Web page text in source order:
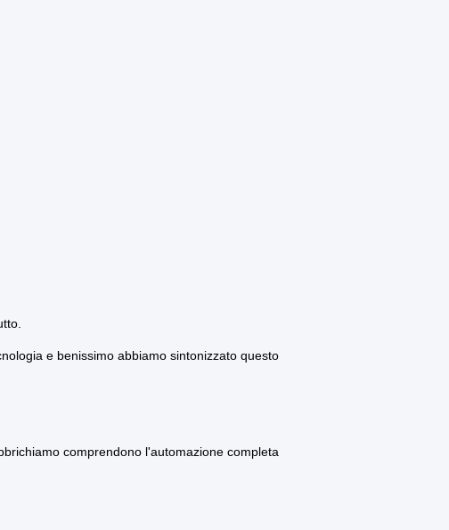
e benissimo abbiamo sintonizzato questo
comprendono l'automazione completa